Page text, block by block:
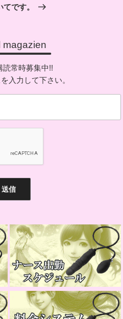
です。
magazien
読常時募集中!!
入力して下さい。